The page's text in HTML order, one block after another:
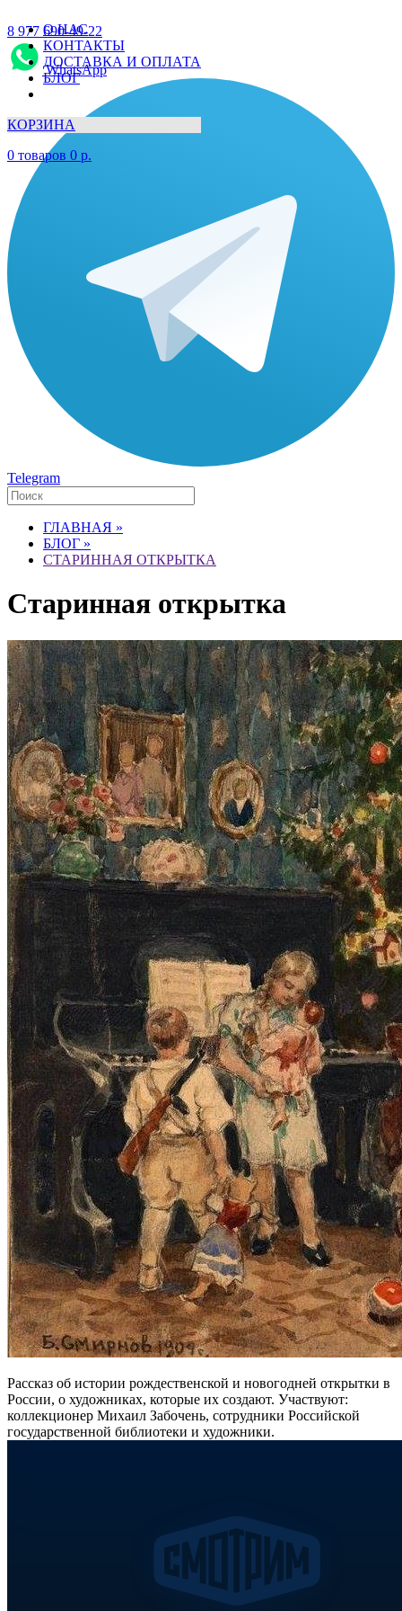
О НАС
КОНТАКТЫ
ДОСТАВКА И ОПЛАТА
БЛОГ
КОРЗИНА
0 товаров 0 р.
8 977 690-49-22
WhatsApp
Telegram
ГЛАВНАЯ »
БЛОГ »
СТАРИННАЯ ОТКРЫТКА
Старинная открытка
Рассказ об истории рождественской и новогодней открытки в
России, о художниках, которые их создают. Участвуют:
коллекционер Михаил Забочень, сотрудники Российской
государственной библиотеки и художники.